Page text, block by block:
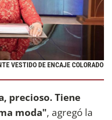
VESTIDO DE ENCAJE COLORADO
precioso. Tiene
moda", agregó la